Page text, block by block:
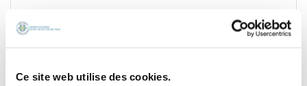
Ce site web utilise des cookies.